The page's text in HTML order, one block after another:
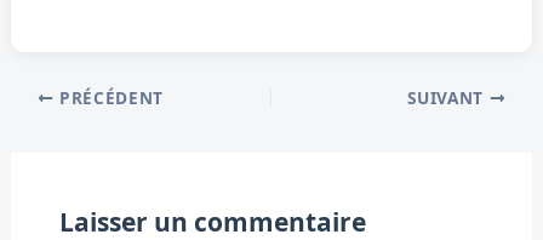
PRÉCÉDENT SUIVANT
Laisser un commentaire